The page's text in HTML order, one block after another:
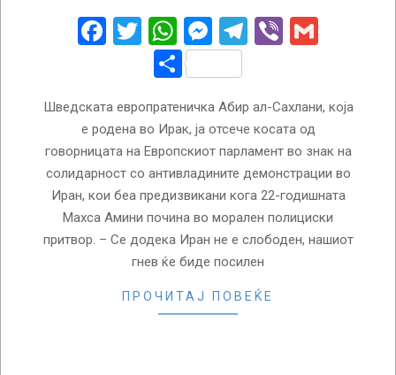
Facebook
Twitter
WhatsApp
Messenger
Telegram
Viber
Share
Шведската европратеничка Абир ал-Сахлани, која
е родена во Ирак, ја отсече косата од
говорницата на Европскиот парламент во знак на
солидарност со антивладините демонстрации во
Иран, кои беа предизвикани кога 22-годишната
Махса Амини почина во морален полициски
притвор. – Се додека Иран не е слободен, нашиот
гнев ќе биде посилен
ПРОЧИТАЈ ПОВЕЌЕ